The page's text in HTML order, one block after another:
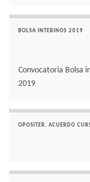
BOLSA INTERINOS 2019
Convocatoria Bolsa
2019
OPOSITER. ACUERDO